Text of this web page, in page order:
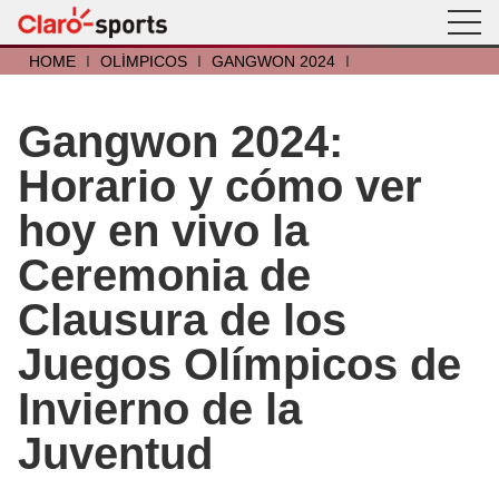
HOME I OLÍMPICOS I GANGWON 2024 I
Gangwon 2024:
Horario y cómo ver
hoy en vivo la
Ceremonia de
Clausura de los
Juegos Olímpicos de
Invierno de la
Juventud